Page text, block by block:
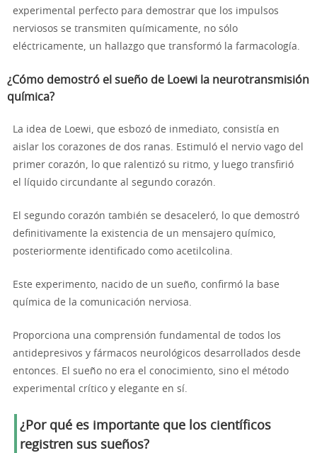
experimental perfecto para demostrar que los impulsos
nerviosos se transmiten químicamente, no sólo
eléctricamente, un hallazgo que transformó la farmacología.
¿Cómo demostró el sueño de Loewi la neurotransmisión
química?
La idea de Loewi, que esbozó de inmediato, consistía en
aislar los corazones de dos ranas. Estimuló el nervio vago del
primer corazón, lo que ralentizó su ritmo, y luego transfirió
el líquido circundante al segundo corazón.
El segundo corazón también se desaceleró, lo que demostró
definitivamente la existencia de un mensajero químico,
posteriormente identificado como acetilcolina.
Este experimento, nacido de un sueño, confirmó la base
química de la comunicación nerviosa.
Proporciona una comprensión fundamental de todos los
antidepresivos y fármacos neurológicos desarrollados desde
entonces. El sueño no era el conocimiento, sino el método
experimental crítico y elegante en sí.
¿Por qué es importante que los científicos
registren sus sueños?